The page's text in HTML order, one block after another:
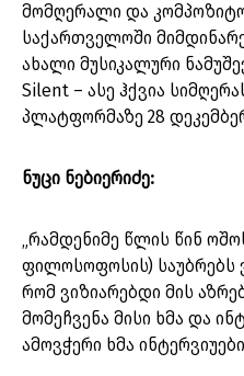
მომღერალი და
საქართველოში
ახალი მუსიკალური
Silent – ასე ჰქვია
პლატფორმაზე 28
ნუცი ნებიერიძე:
„რამდენიმე წლის წინ
ფილოსოფოსის) საუბრებს
რომ ვიზიარებდი მის
მომეჩვენა მისი ხმა და
ამოვჭერი ხმა